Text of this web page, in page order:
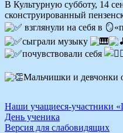
В Культурную субботу, 14
сконструированный
взглянули на себя в
сыграли музыку
почувствовали себя
Мальчишки и девчонки
Навигация
по
Наши учащиеся-участники
День ученика
Версия для слабовидящих